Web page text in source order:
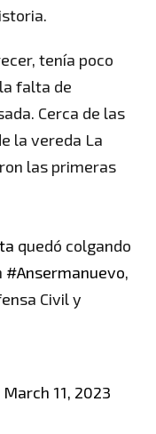
tenía poco
falta de
Cerca de las
la vereda La
las primeras
quedó colgando
#Ansermanuevo,
Civil y
March 11, 2023